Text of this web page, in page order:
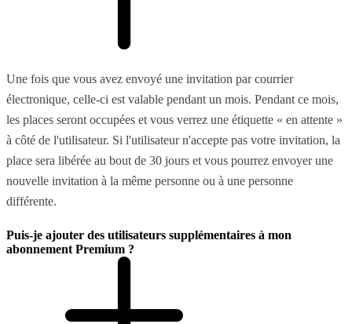
Une fois que vous avez envoyé une invitation par courrier
électronique, celle-ci est valable pendant un mois. Pendant ce mois,
les places seront occupées et vous verrez une étiquette « en attente »
à côté de l'utilisateur. Si l'utilisateur n'accepte pas votre invitation, la
place sera libérée au bout de 30 jours et vous pourrez envoyer une
nouvelle invitation à la même personne ou à une personne
différente.
Puis-je ajouter des utilisateurs supplémentaires à mon
abonnement Premium ?